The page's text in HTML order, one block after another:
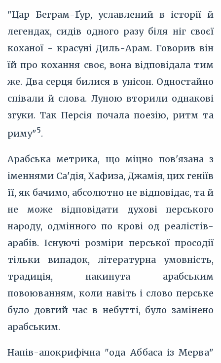
"Цар Беграм-Ґур, уславлений в історії й
легендах, сидів одного разу біля ніг своєї
коханої - красуні Диль-Арам. Говорив він
їй про кохання своє, вона відповідала тим
же. Два серця билися в унісон. Одностайно
співали й слова. Луною вторили однакові
згуки. Так Персія почала поезію, ритм та
риму"5.
Арабська метрика, що міцно пов'язана з
іменнями Са'дія, Хафиза, Джамія, цих геніїв
її, як бачимо, абсолютно не відповідає, та й
не може відповідати духові перського
народу, одмінного по крові од реалістів-
арабів. Існуючі розміри перської просодії
тільки випадок, літературна умовність,
традиція, накинута арабським
повоюванням, коли навіть і слово перське
було довгий час в небутті, було замінено
арабським.
Напів-апокрифічна "ода Аббаса із Мерва"